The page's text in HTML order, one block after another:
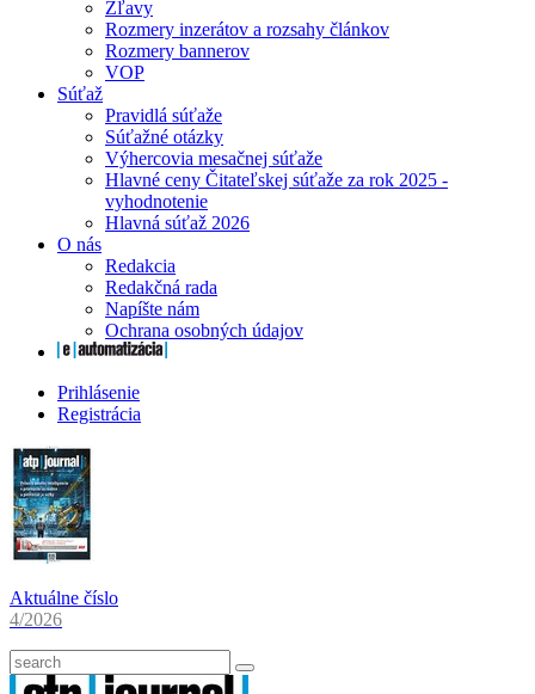
Zľavy
Rozmery inzerátov a rozsahy článkov
Rozmery bannerov
VOP
Súťaž
Pravidlá súťaže
Súťažné otázky
Výhercovia mesačnej súťaže
Hlavné ceny Čitateľskej súťaže za rok 2025 -
vyhodnotenie
Hlavná súťaž 2026
O nás
Redakcia
Redakčná rada
Napíšte nám
Ochrana osobných údajov
Prihlásenie
Registrácia
Aktuálne číslo
4/2026